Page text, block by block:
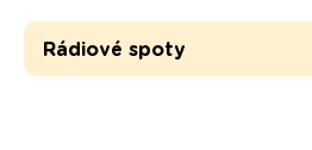
Rádiové spoty